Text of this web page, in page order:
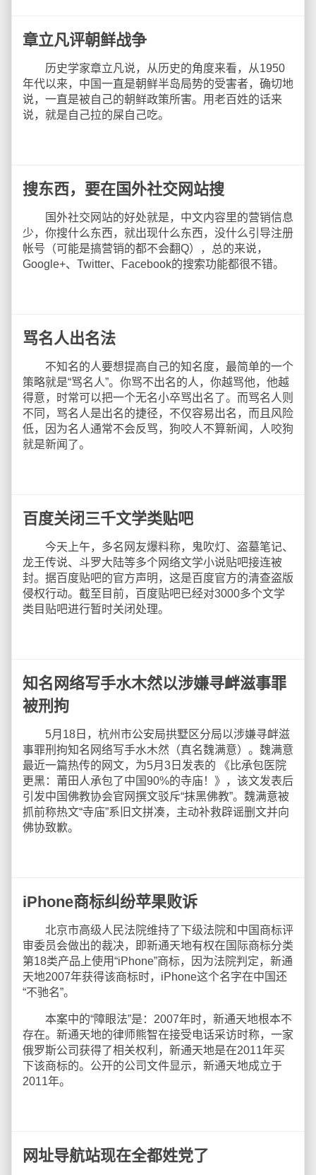
章立凡评朝鲜战争
历史学家章立凡说，从历史的角度来看，从1950
年代以来，中国一直是朝鲜半岛局势的受害者，确切地
说，一直是被自己的朝鲜政策所害。用老百姓的话来
说，就是自己拉的屎自己吃。
搜东西，要在国外社交网站搜
国外社交网站的好处就是，中文内容里的营销信息
少，你搜什么东西，就出现什么东西，没什么引导注册
帐号（可能是搞营销的都不会翻Q），总的来说，
Google+、Twitter、Facebook的搜索功能都很不错。
骂名人出名法
不知名的人要想提高自己的知名度，最简单的一个
策略就是“骂名人”。你骂不出名的人，你越骂他，他越
得意，时常可以把一个无名小卒骂出名了。而骂名人则
不同，骂名人是出名的捷径，不仅容易出名，而且风险
低，因为名人通常不会反骂，狗咬人不算新闻，人咬狗
就是新闻了。
百度关闭三千文学类贴吧
今天上午，多名网友爆料称，鬼吹灯、盗墓笔记、
龙王传说、斗罗大陆等多个网络文学小说贴吧接连被
封。据百度贴吧的官方声明，这是百度官方的清查盗版
侵权行动。截至目前，百度贴吧已经对3000多个文学
类目贴吧进行暂时关闭处理。
知名网络写手水木然以涉嫌寻衅滋事罪
被刑拘
5月18日，杭州市公安局拱墅区分局以涉嫌寻衅滋
事罪刑拘知名网络写手水木然（真名魏满意）。魏满意
最近一篇热传的网文，为5月3日发表的 《比承包医院
更黑：莆田人承包了中国90%的寺庙！》，该文发表后
引发中国佛教协会官网撰文驳斥“抹黑佛教”。魏满意被
抓前称热文“寺庙”系旧文拼凑，主动补救辟谣删文并向
佛协致歉。
iPhone商标纠纷苹果败诉
北京市高级人民法院维持了下级法院和中国商标评
审委员会做出的裁决，即新通天地有权在国际商标分类
第18类产品上使用“iPhone”商标，因为法院判定，新通
天地2007年获得该商标时，iPhone这个名字在中国还
“不驰名”。
本案中的“障眼法”是：2007年时，新通天地根本不
存在。新通天地的律师熊智在接受电话采访时称，一家
俄罗斯公司获得了相关权利，新通天地是在2011年买
下该商标的。公开的公司文件显示，新通天地成立于
2011年。
网址导航站现在全都姓党了